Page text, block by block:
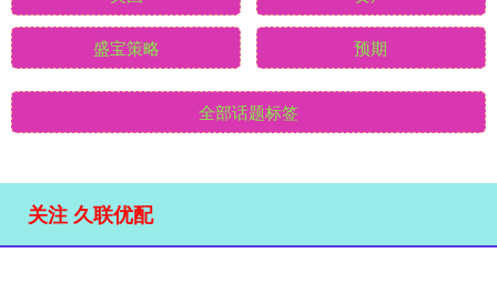
盛宝策略 预期
全部话题标签
关注 久联优配